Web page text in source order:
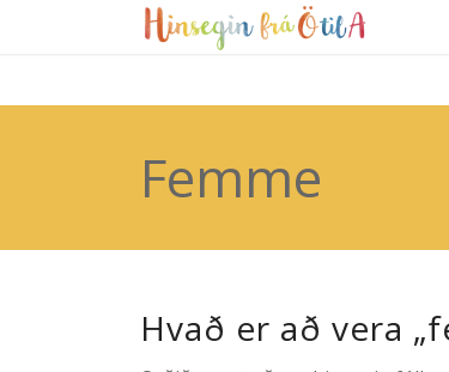
Femme
Hvað er að vera